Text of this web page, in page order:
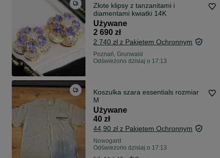
Złote klipsy z tanzanitami i
diamentami kwiatki 14K
Używane
2 690 zł
2 740 zł z Pakietem Ochronnym
Poznań, Grunwald
Odświeżono dzisiaj o 17:13
Koszulka szara essentials rozmiar
M
Używane
40 zł
44,90 zł z Pakietem Ochronnym
Nowogard
Odświeżono dzisiaj o 17:13